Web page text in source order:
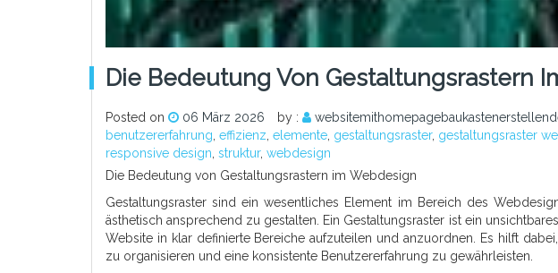
Die Bedeutung Von Gestaltungsrastern
Posted on 06 März 2026 by :
benutzererfahrung, effizienz, elemente, gestaltungsraster, gestaltungsraster
responsive design, struktur, webdesign
Die Bedeutung von Gestaltungsrastern im Webdesign
Gestaltungsraster sind ein wesentliches Element im Bereich des
ästhetisch ansprechend zu gestalten. Ein Gestaltungsraster ist ein
Website in klar definierte Bereiche aufzuteilen und anzuordnen. Es hilft
zu organisieren und eine konsistente Benutzererfahrung zu gewährleisten.